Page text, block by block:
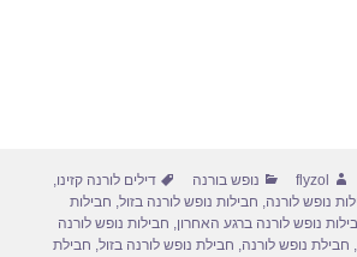
מחבר
flyzol קטגוריות
נופש בורנה תגיות
דילים לורנה קזינו,
נופש לורנה, חבילות נופש לורנה בזול, חבילות
נופש לורנה ברגע האחרון, חבילות נופש לורנה
, חבילת נופש לורנה, חבילת נופש לורנה בזול, חבילת